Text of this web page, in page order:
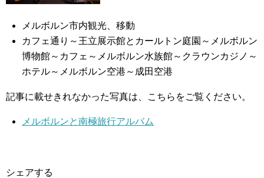
メルボルン市内観光、移動
カフェ通り～王立展示館とカールトン庭園～メルボルン
博物館～カフェ～メルボルン水族館～クラウンカジノ～
ホテル～メルボルン空港～成田空港
記事に載せきれなかった写真は、こちらをご覧ください。
メルボルンと南極旅行アルバム
シェアする